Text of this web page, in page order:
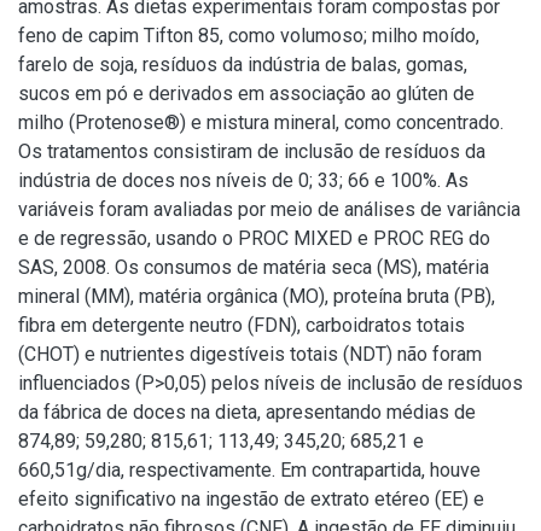
amostras. As dietas experimentais foram compostas por
feno de capim Tifton 85, como volumoso; milho moído,
farelo de soja, resíduos da indústria de balas, gomas,
sucos em pó e derivados em associação ao glúten de
milho (Protenose®) e mistura mineral, como concentrado.
Os tratamentos consistiram de inclusão de resíduos da
indústria de doces nos níveis de 0; 33; 66 e 100%. As
variáveis foram avaliadas por meio de análises de variância
e de regressão, usando o PROC MIXED e PROC REG do
SAS, 2008. Os consumos de matéria seca (MS), matéria
mineral (MM), matéria orgânica (MO), proteína bruta (PB),
fibra em detergente neutro (FDN), carboidratos totais
(CHOT) e nutrientes digestíveis totais (NDT) não foram
influenciados (P>0,05) pelos níveis de inclusão de resíduos
da fábrica de doces na dieta, apresentando médias de
874,89; 59,280; 815,61; 113,49; 345,20; 685,21 e
660,51g/dia, respectivamente. Em contrapartida, houve
efeito significativo na ingestão de extrato etéreo (EE) e